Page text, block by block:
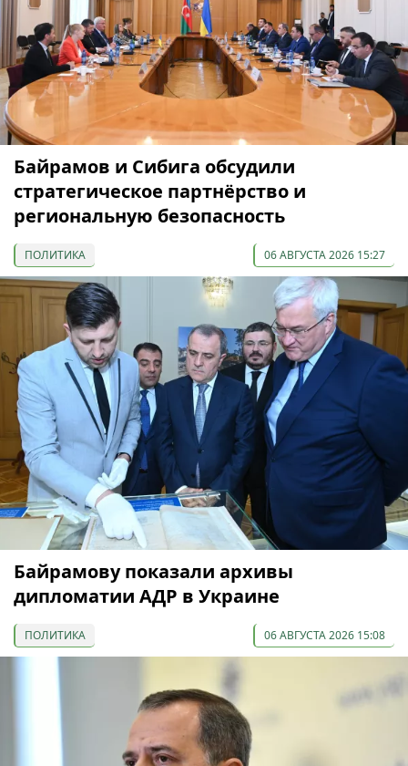
Байрамов и Сибига обсудили
стратегическое партнёрство и
региональную безопасность
ПОЛИТИКА 06 АВГУСТА 2026 15:27
Байрамову показали архивы
дипломатии АДР в Украине
ПОЛИТИКА 06 АВГУСТА 2026 15:08